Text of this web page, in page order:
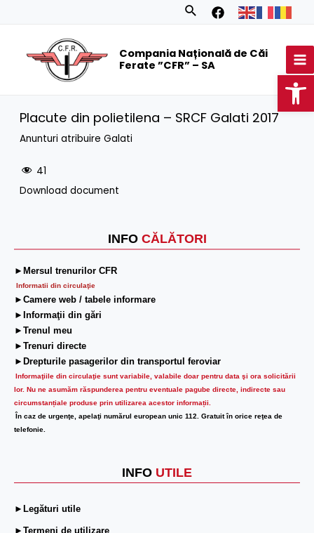
Search
Compania Națională de Căi
Ferate ”CFR” – SA
INFO CĂLĂTORI
►Mersul trenurilor CFR
Informatii din circulaţie
►Camere web / tabele informare
►Informaţii din gări
►Trenul meu
►Trenuri directe
►Drepturile pasagerilor din transportul feroviar
Informaţiile din circulaţie sunt variabile, valabile doar pentru data şi ora solicitării
lor. Nu ne asumăm răspunderea pentru eventuale pagube directe, indirecte sau
circumstanțiale produse prin utilizarea acestor informații.
În caz de urgenţe, apelaţi numărul european unic 112. Gratuit în orice reţea de
telefonie.
INFO UTILE
►Legături utile
►Termeni de utilizare
Placute din polietilena – SRCF Galati 2017
Anunturi atribuire Galati
41
Download document